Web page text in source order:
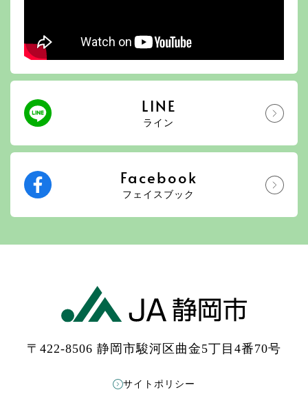
LINE
ライン
Facebook
フェイスブック
〒422-8506 静岡市駿河区曲金5丁目4番70号
サイトポリシー